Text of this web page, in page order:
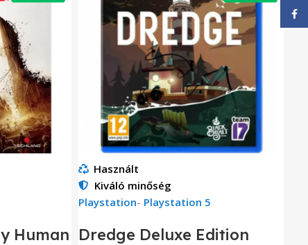
Human
Használt
Kiváló minőség
Playstation- Playstation 5
Dredge Deluxe Edition